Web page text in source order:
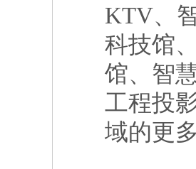
KTV、
科技馆
馆、智
工程投
域的更